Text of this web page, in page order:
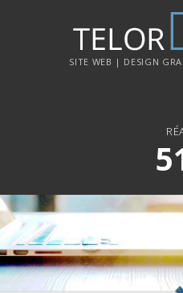
SITE WEB | DESIGN